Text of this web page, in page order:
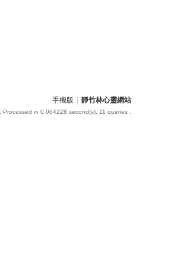
手機版 靜竹林心靈網站
, Processed in 0.064228 second(s), 11 queries .